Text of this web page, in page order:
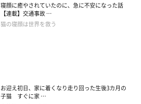
寝顔に癒やされていたのに、急に不安になった話
【連載】交通事故 …
猫の寝顔は世界を救う
お迎え初日、家に着くなり走り回った生後3カ月の
子猫 すぐに家 …